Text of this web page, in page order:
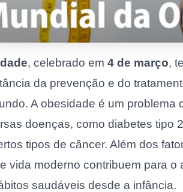
, celebrado em 4 de março,
da prevenção e do
A obesidade é um problema
doenças, como diabetes tipo
tipos de câncer. Além dos
vida moderno contribuem para
saudáveis desde a infância.